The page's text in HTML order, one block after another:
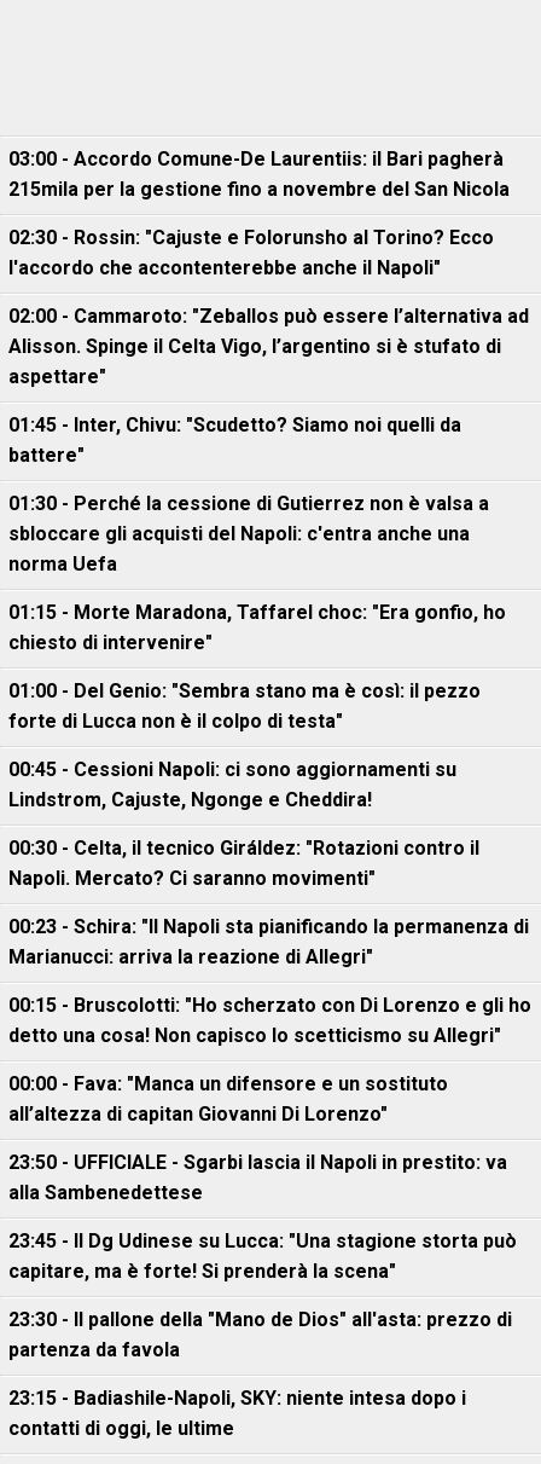
03:00 - Accordo Comune-De Laurentiis: il Bari pagherà
215mila per la gestione fino a novembre del San Nicola
02:30 - Rossin: "Cajuste e Folorunsho al Torino? Ecco
l'accordo che accontenterebbe anche il Napoli"
02:00 - Cammaroto: "Zeballos può essere l’alternativa ad
Alisson. Spinge il Celta Vigo, l’argentino si è stufato di
aspettare"
01:45 - Inter, Chivu: "Scudetto? Siamo noi quelli da
battere"
01:30 - Perché la cessione di Gutierrez non è valsa a
sbloccare gli acquisti del Napoli: c'entra anche una
norma Uefa
01:15 - Morte Maradona, Taffarel choc: "Era gonfio, ho
chiesto di intervenire"
01:00 - Del Genio: "Sembra stano ma è così: il pezzo
forte di Lucca non è il colpo di testa"
00:45 - Cessioni Napoli: ci sono aggiornamenti su
Lindstrom, Cajuste, Ngonge e Cheddira!
00:30 - Celta, il tecnico Giráldez: "Rotazioni contro il
Napoli. Mercato? Ci saranno movimenti"
00:23 - Schira: "Il Napoli sta pianificando la permanenza di
Marianucci: arriva la reazione di Allegri"
00:15 - Bruscolotti: "Ho scherzato con Di Lorenzo e gli ho
detto una cosa! Non capisco lo scetticismo su Allegri"
00:00 - Fava: "Manca un difensore e un sostituto
all’altezza di capitan Giovanni Di Lorenzo"
23:50 - UFFICIALE - Sgarbi lascia il Napoli in prestito: va
alla Sambenedettese
23:45 - Il Dg Udinese su Lucca: "Una stagione storta può
capitare, ma è forte! Si prenderà la scena"
23:30 - Il pallone della "Mano de Dios" all'asta: prezzo di
partenza da favola
23:15 - Badiashile-Napoli, SKY: niente intesa dopo i
contatti di oggi, le ultime